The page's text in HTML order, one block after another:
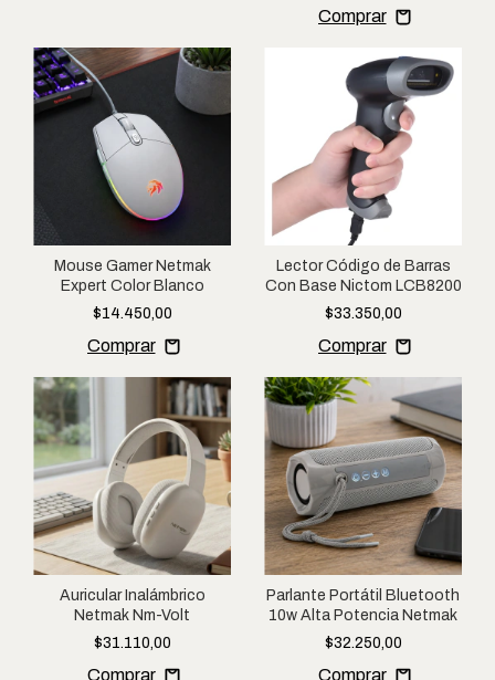
Mouse Gamer Netmak
Expert Color Blanco
$14.450,00
Lector Código de Barras
Con Base Nictom LCB8200
$33.350,00
Auricular Inalámbrico
Netmak Nm-Volt
$31.110,00
Parlante Portátil Bluetooth
10w Alta Potencia Netmak
$32.250,00